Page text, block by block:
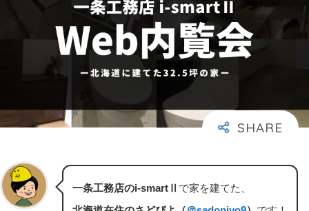
一条工務店のi-smartⅡ で家を建てた、